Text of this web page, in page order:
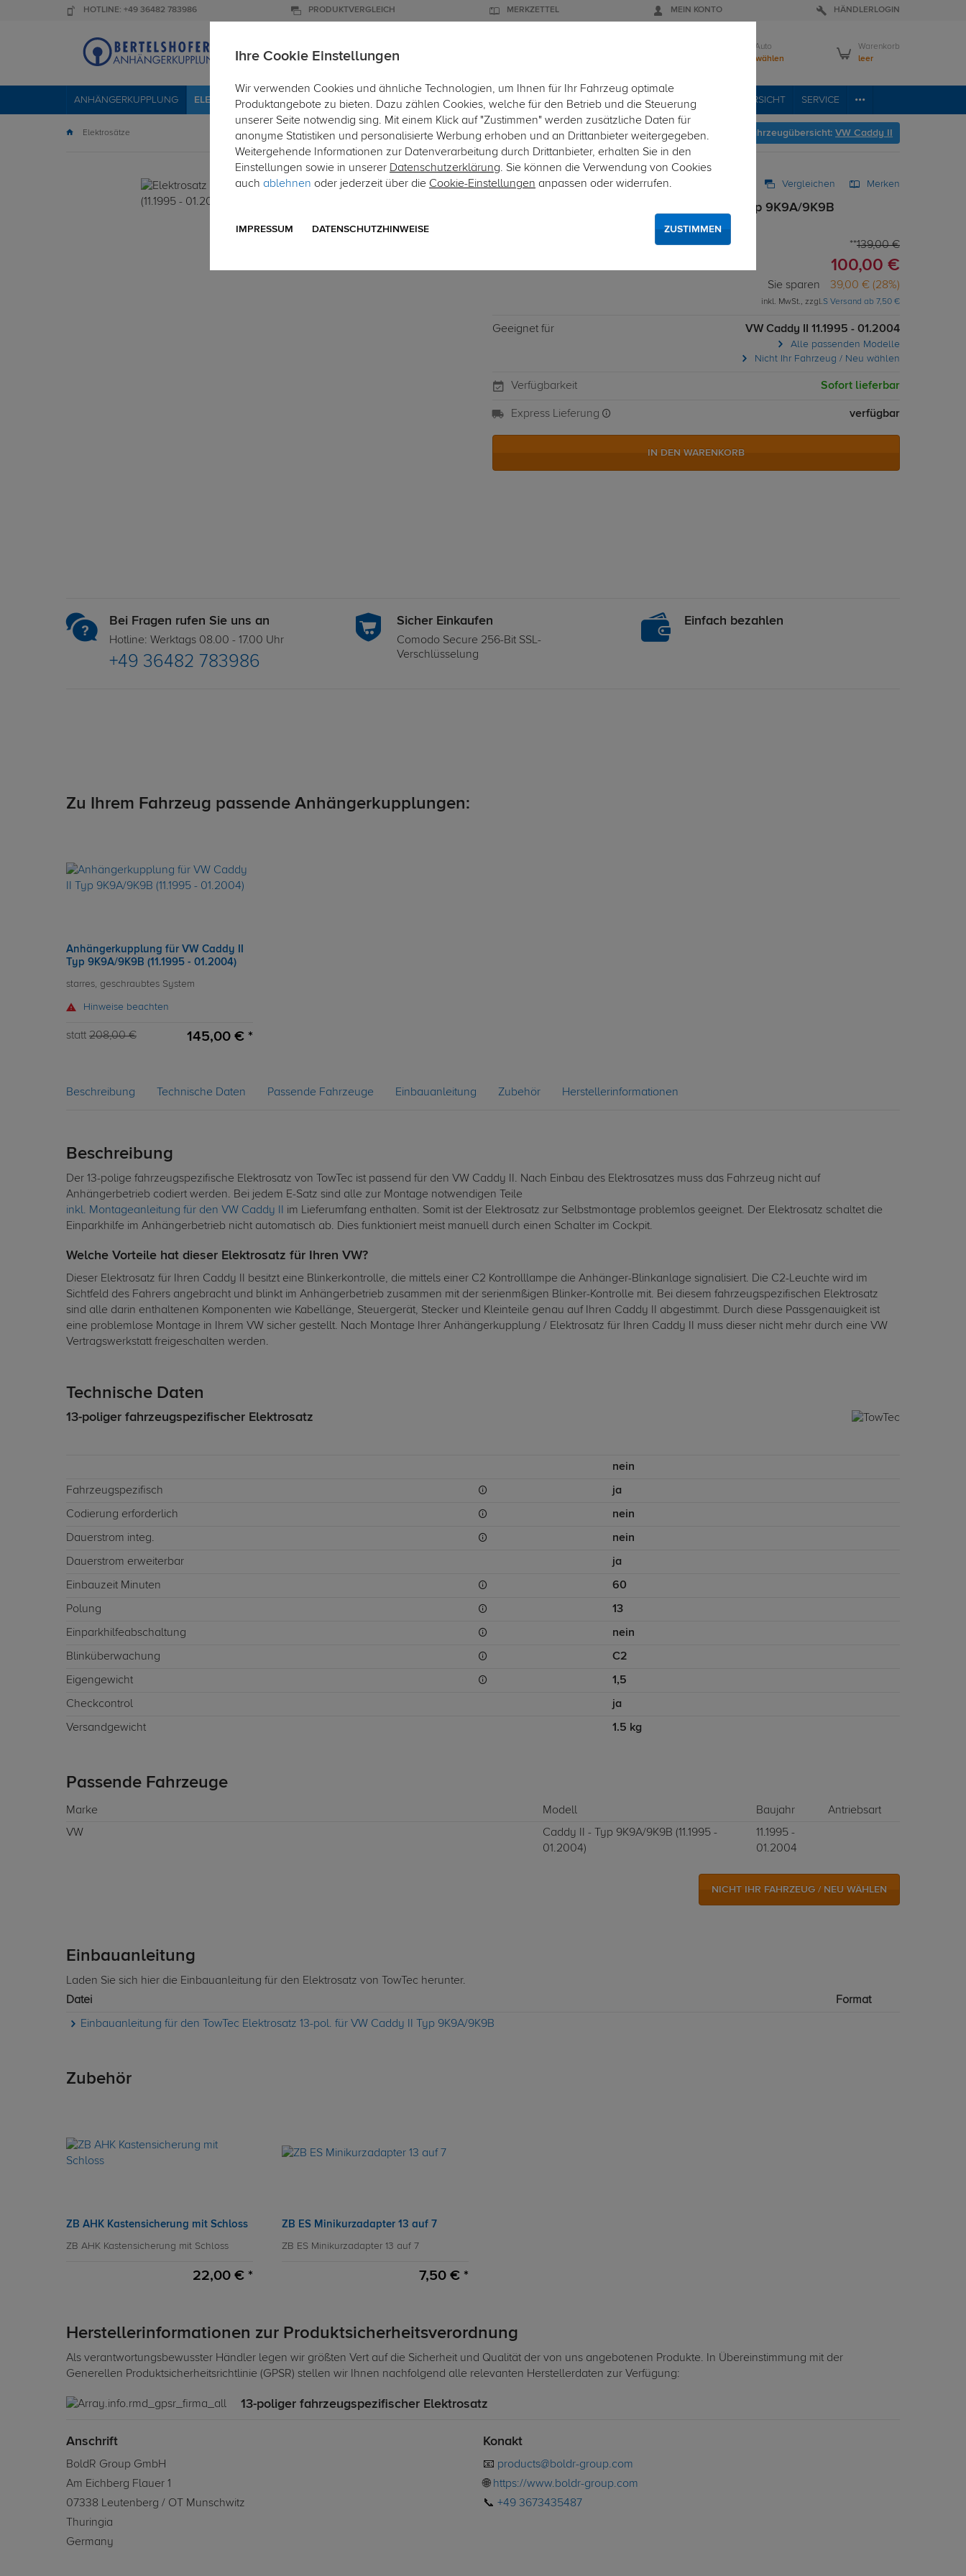
HOTLINE: +49 36482 783986 PRODUKTVERGLEICH MERKZETTEL MEIN KONTO HÄNDLERLOGIN
Mein Auto
Bitte wählen
Warenkorb
leer
ANHÄNGERKUPPLUNG ELEKTROSÄTZE DACHTRÄGER DACHBOXEN FAHRRADTRÄGER ZUBEHÖR EINBAUSERVICE FAHRZEUGÜBERSICHT SERVICE
Elektrosätze Hier geht's zur Fahrzeugübersicht: VW Caddy II
Art.-Nr. 13SE044-2 Vergleichen Merken
TowTec Elektrosatz 13-pol. für VW Caddy II Typ 9K9A/9K9B
13-poliger fahrzeugspezifischer Elektrosatz
139,00 €
100,00 €
Sie sparen 39,00 € (28%)
inkl. MwSt., zzgl.S Versand ab 7,50 €
Geeignet für VW Caddy II 11.1995 - 01.2004
Alle passenden Modelle
Nicht Ihr Fahrzeug / Neu wählen
Verfügbarkeit Sofort lieferbar
Express Lieferung verfügbar
IN DEN WARENKORB
Bei Fragen rufen Sie uns an
Hotline: Werktags 08.00 - 17.00 Uhr
+49 36482 783986
Sicher Einkaufen
Comodo Secure 256-Bit SSL-
Verschlüsselung
Einfach bezahlen
Zu Ihrem Fahrzeug passende Anhängerkupplungen:
Anhängerkupplung für VW Caddy II
Typ 9K9A/9K9B (11.1995 - 01.2004)
starres, geschraubtes System
Hinweise beachten
statt 208,00 € 145,00 € *
Beschreibung Technische Daten Passende Fahrzeuge Einbauanleitung Zubehör Herstellerinformationen
Beschreibung
Der 13-polige fahrzeugspezifische Elektrosatz von TowTec ist passend für den VW Caddy II. Nach Einbau des Elektrosatzes muss das Fahrzeug nicht auf
Anhängerbetrieb codiert werden. Bei jedem E-Satz sind alle zur Montage notwendigen Teile
inkl. Montageanleitung für den VW Caddy II
im Lieferumfang enthalten. Somit ist der Elektrosatz zur Selbstmontage problemlos geeignet. Der Elektrosatz schaltet die
Einparkhilfe im Anhängerbetrieb nicht automatisch ab. Dies funktioniert meist manuell durch einen Schalter im Cockpit.
Welche Vorteile hat dieser Elektrosatz für Ihren VW?
Dieser Elektrosatz für Ihren Caddy II besitzt eine Blinkerkontrolle, die mittels einer C2 Kontrolllampe die Anhänger-Blinkanlage signalisiert. Die C2-Leuchte wird im
Sichtfeld des Fahrers angebracht und blinkt im Anhängerbetrieb zusammen mit der serienmßigen Blinker-Kontrolle mit. Bei diesem fahrzeugspezifischen Elektrosatz
sind alle darin enthaltenen Komponenten wie Kabellänge, Steuergerät, Stecker und Kleinteile genau auf Ihren Caddy II abgestimmt. Durch diese Passgenauigkeit ist
eine problemlose Montage in Ihrem VW sicher gestellt. Nach Montage Ihrer Anhängerkupplung / Elektrosatz für Ihren Caddy II muss dieser nicht mehr durch eine VW
Vertragswerkstatt freigeschalten werden.
Technische Daten
13-poliger fahrzeugspezifischer Elektrosatz
nein
Fahrzeugspezifisch ja
Codierung erforderlich nein
Dauerstrom integ. nein
Dauerstrom erweiterbar ja
Einbauzeit Minuten 60
Polung 13
Einparkhilfeabschaltung nein
Blinküberwachung C2
Eigengewicht 1,5
Checkcontrol ja
Versandgewicht 1.5 kg
Passende Fahrzeuge
Marke Modell Baujahr
Antriebsart
VW
Caddy II - Typ 9K9A/9K9B (11.1995 -
01.2004)
11.1995 -
01.2004
NICHT IHR FAHRZEUG / NEU WÄHLEN
Einbauanleitung
Laden Sie sich hier die Einbauanleitung für den Elektrosatz von TowTec herunter.
Datei
Format
Einbauanleitung für den TowTec Elektrosatz 13-pol. für VW Caddy II Typ 9K9A/9K9B
Zubehör
ZB AHK Kastensicherung mit Schloss
ZB AHK Kastensicherung mit Schloss
22,00 € *
ZB ES Minikurzadapter 13 auf 7
ZB ES Minikurzadapter 13 auf 7
7,50 € *
Herstellerinformationen zur Produktsicherheitsverordnung
Als verantwortungsbewusster Händler legen wir größten Vert auf die Sicherheit und Qualität der von uns angebotenen Produkte. In Übereinstimmung mit der
Generellen Produktsicherheitsrichtlinie (GPSR) stellen wir Ihnen nachfolgend alle relevanten Herstellerdaten zur Verfügung:
13-poliger fahrzeugspezifischer Elektrosatz
Anschrift
BoldR Group GmbH
Am Eichberg Flauer 1
07338 Leutenberg / OT Munschwitz
Thuringia
Germany
Konakt
📧 products@boldr-group.com
🌐 https://www.boldr-group.com
📞 +49 3673435487
Ihre Cookie Einstellungen
Wir verwenden Cookies und ähnliche Technologien, um Ihnen für Ihr Fahrzeug optimale
Produktangebote zu bieten. Dazu zählen Cookies, welche für den Betrieb und die Steuerung
unserer Seite notwendig sing. Mit einem Klick auf "Zustimmen" werden zusätzliche Daten für
anonyme Statistiken und personalisierte Werbung erhoben und an Drittanbieter weitergegeben.
Weitergehende Informationen zur Datenverarbeitung durch Drittanbieter, erhalten Sie in den
Einstellungen sowie in unserer Datenschutzerklärung. Sie können die Verwendung von Cookies
auch ablehnen oder jederzeit über die Cookie-Einstellungen anpassen oder widerrufen.
IMPRESSUM DATENSCHUTZHINWEISE ZUSTIMMEN